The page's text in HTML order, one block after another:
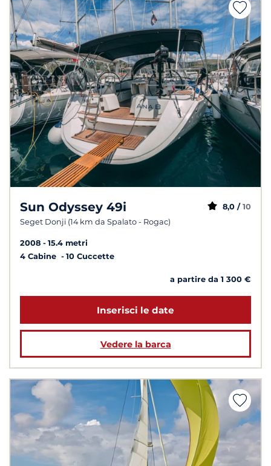
Sun Odyssey 49i
Seget Donji (14 km da Spalato - Rogac)
8,0 / 10
2008
15.4 metri
4 Cabine
10 Cuccette
a partire da 1 300 €
Inserisci le date
Vedere la barca